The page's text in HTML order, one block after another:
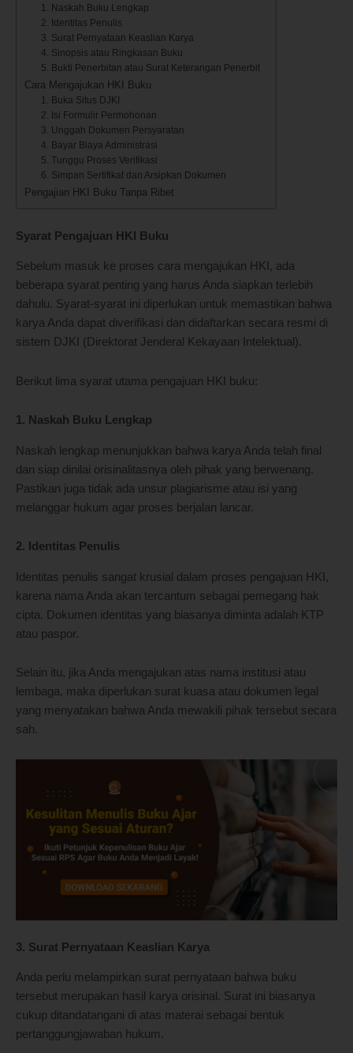
1. Naskah Buku Lengkap
2. Identitas Penulis
3. Surat Pernyataan Keaslian Karya
4. Sinopsis atau Ringkasan Buku
5. Bukti Penerbitan atau Surat Keterangan Penerbit
Cara Mengajukan HKI Buku
1. Buka Situs DJKI
2. Isi Formulir Permohonan
3. Unggah Dokumen Persyaratan
4. Bayar Biaya Administrasi
5. Tunggu Proses Verifikasi
6. Simpan Sertifikat dan Arsipkan Dokumen
Pengajian HKI Buku Tanpa Ribet
Syarat Pengajuan HKI Buku
Sebelum masuk ke proses cara mengajukan HKI, ada
beberapa syarat penting yang harus Anda siapkan terlebih
dahulu. Syarat-syarat ini diperlukan untuk memastikan bahwa
karya Anda dapat diverifikasi dan didaftarkan secara resmi di
sistem DJKI (Direktorat Jenderal Kekayaan Intelektual).
Berikut lima syarat utama pengajuan HKI buku:
1. Naskah Buku Lengkap
Naskah lengkap menunjukkan bahwa karya Anda telah final
dan siap dinilai orisinalitasnya oleh pihak yang berwenang.
Pastikan juga tidak ada unsur plagiarisme atau isi yang
melanggar hukum agar proses berjalan lancar.
2. Identitas Penulis
Identitas penulis sangat krusial dalam proses pengajuan HKI,
karena nama Anda akan tercantum sebagai pemegang hak
cipta. Dokumen identitas yang biasanya diminta adalah KTP
atau paspor.
Selain itu, jika Anda mengajukan atas nama institusi atau
lembaga, maka diperlukan surat kuasa atau dokumen legal
yang menyatakan bahwa Anda mewakili pihak tersebut secara
sah.
3. Surat Pernyataan Keaslian Karya
Anda perlu melampirkan surat pernyataan bahwa buku
tersebut merupakan hasil karya orisinal. Surat ini biasanya
cukup ditandatangani di atas materai sebagai bentuk
pertanggungjawaban hukum.